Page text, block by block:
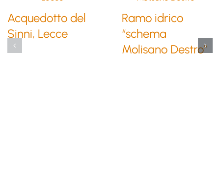
Acquedotto del
Sinni, Lecce
Ramo idrico
“schema
Molisano Destro”